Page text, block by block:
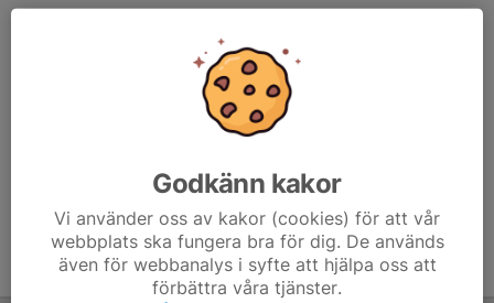
Godkänn kakor
Vi använder oss av kakor (cookies) för att vår
webbplats ska fungera bra för dig. De används
även för webbanalys i syfte att hjälpa oss att
förbättra våra tjänster.